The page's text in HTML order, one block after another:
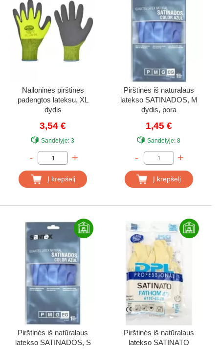
Nailoninės pirštinės
padengtos lateksu, XL
dydis
3,54 €
Sandėlyje: 3
- +
Į krepšelį
Pirštinės iš natūralaus
latekso SATINADOS, M
dydis, pora
1,45 €
Sandėlyje:8
- +
Į krepšelį
Pirštinės iš natūralaus
latekso SATINADOS, S
Pirštinės iš natūralaus
latekso SATINATO